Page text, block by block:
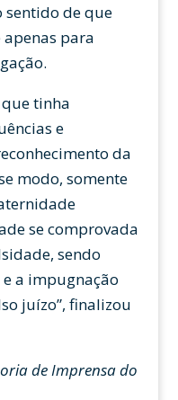
sentido de que
para
tinha
e
da
modo, somente
se comprovada
sendo
a impugnação
juízo”, finalizou
de Imprensa do